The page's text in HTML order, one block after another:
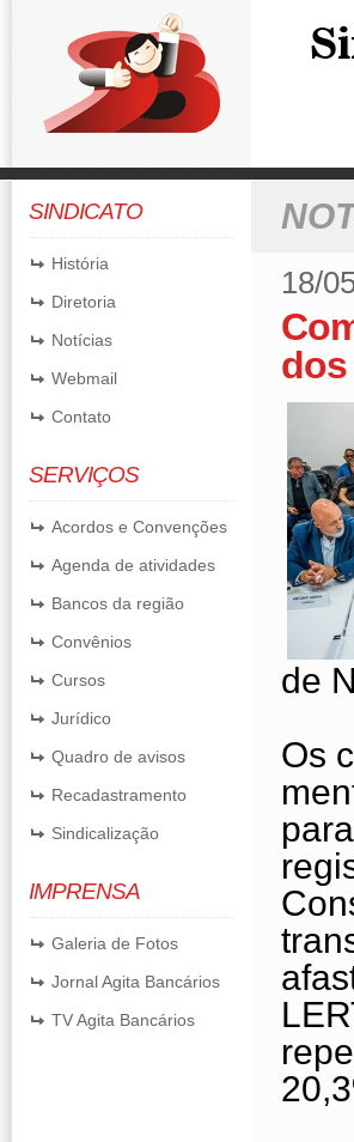
SINDICATO
História
Diretoria
Notícias
Webmail
Contato
SERVIÇOS
Acordos e Convenções
Agenda de atividades
Bancos da região
Convênios
Cursos
Jurídico
Quadro de avisos
Recadastramento
Sindicalização
IMPRENSA
Galeria de Fotos
Jornal Agita Bancários
TV Agita Bancários
18/
de
Os